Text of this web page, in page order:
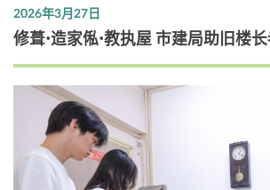
2026年3月27日
修葺•造家俬•教执屋 市建局助旧楼